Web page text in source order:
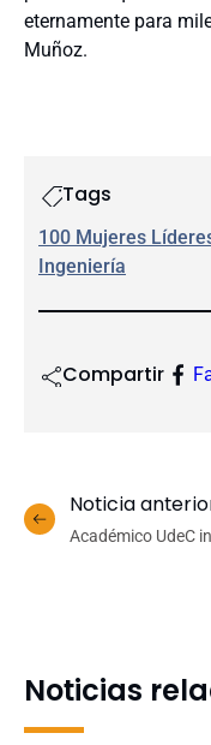
eternamente para
Muñoz.
Tags
100 Mujeres
Ingeniería
Compartir
Noticia
Académico UdeC
Noticias